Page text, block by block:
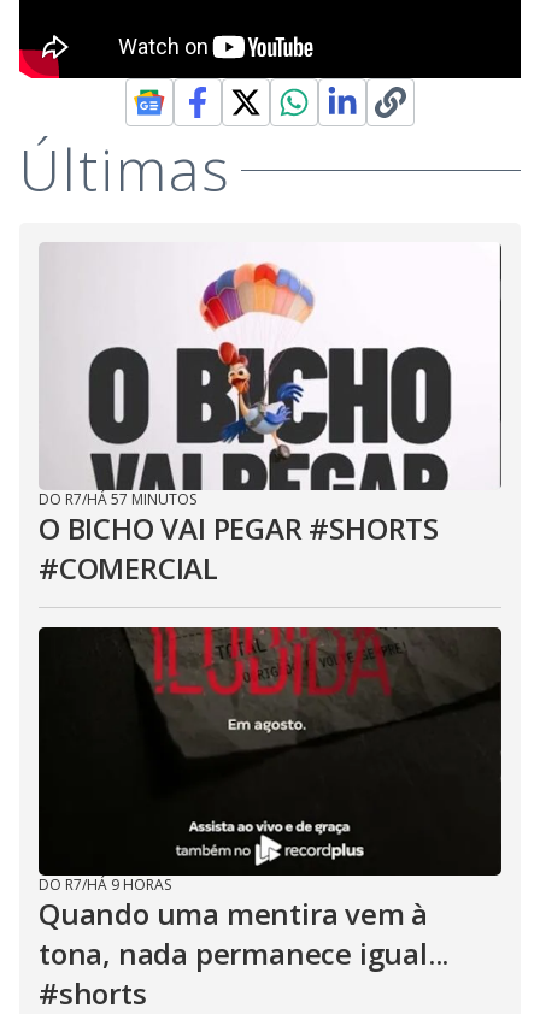
Últimas
DO R7/HÁ 57 MINUTOS
O BICHO VAI PEGAR #SHORTS
#COMERCIAL
DO R7/HÁ 9 HORAS
Quando uma mentira vem à
tona, nada permanece igual...
#shorts